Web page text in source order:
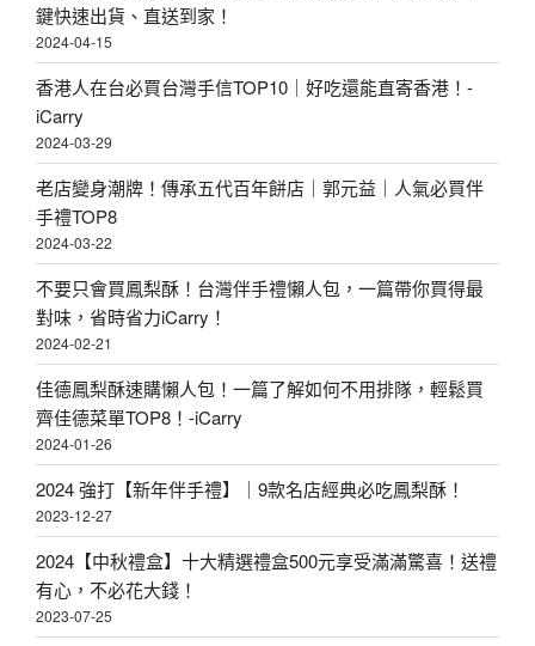
鍵快速出貨、直送到家！
2024-04-15
香港人在台必買台灣手信TOP10｜好吃還能直寄香港！-
iCarry
2024-03-29
老店變身潮牌！傳承五代百年餅店｜郭元益｜人氣必買伴
手禮TOP8
2024-03-22
不要只會買鳳梨酥！台灣伴手禮懶人包，一篇帶你買得最
對味，省時省力iCarry！
2024-02-21
佳德鳳梨酥速購懶人包！一篇了解如何不用排隊，輕鬆買
齊佳德菜單TOP8！-iCarry
2024-01-26
2024 強打【新年伴手禮】｜9款名店經典必吃鳳梨酥！
2023-12-27
2024【中秋禮盒】十大精選禮盒500元享受滿滿驚喜！送禮
有心，不必花大錢！
2023-07-25